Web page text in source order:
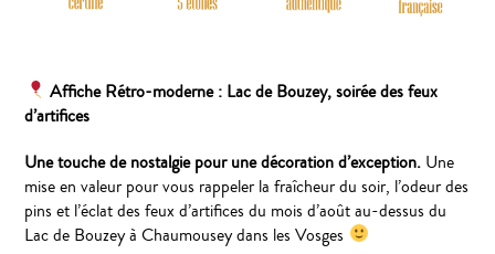
Affiche Rétro-moderne : Lac de Bouzey, soirée des feux
d’artifices
Une touche de nostalgie pour une décoration d’exception. Une
mise en valeur pour vous rappeler la fraîcheur du soir, l’odeur des
pins et l’éclat des feux d’artifices du mois d’août au-dessus du
Lac de Bouzey à Chaumousey dans les Vosges